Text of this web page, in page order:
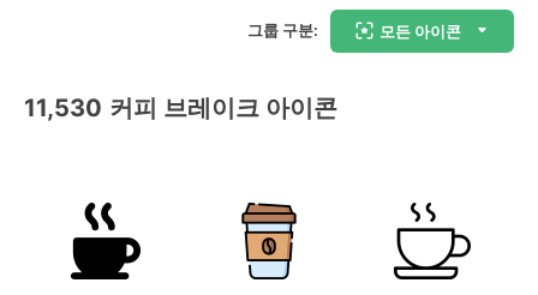
그룹 구분: 모든 아이콘
11,530 커피 브레이크 아이콘